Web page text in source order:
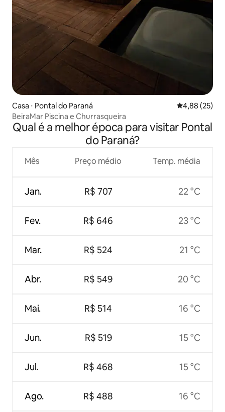
Casa ⋅ Pontal do Paraná 4,88 de uma
4,88 (25)
BeiraMar Piscina e Churrasqueira
Qual é a melhor época para visitar Pontal
do Paraná?
Mês
Jan.
Fev.
Mar.
Abr.
Mai.
Jun.
Jul.
Ago.
Preço médio
R$ 707
R$ 646
R$ 524
R$ 549
R$ 514
R$ 519
R$ 468
R$ 488
Temp. média
22 °C
23 °C
21 °C
20 °C
16 °C
15 °C
15 °C
16 °C